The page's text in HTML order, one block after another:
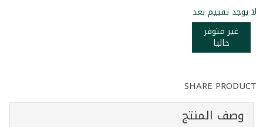
لا يوجد تقييم بعد
غير متوفر
حاليا
SHARE PRODUCT
وصف المنتج